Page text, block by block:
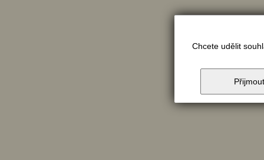
Chcete udělit
Přijmout